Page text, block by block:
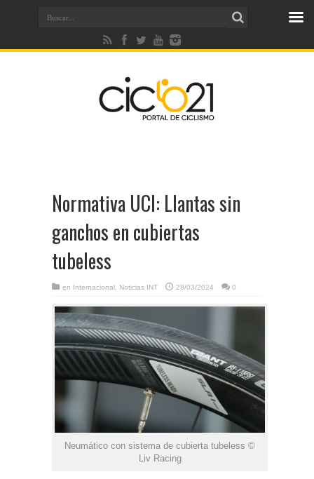
Normativa UCI: Llantas sin
ganchos en cubiertas
tubeless
en Internacional Noticias INT 28/03/2024 0
Neumático con sistema de cubierta tubeless ©
Liv Racing